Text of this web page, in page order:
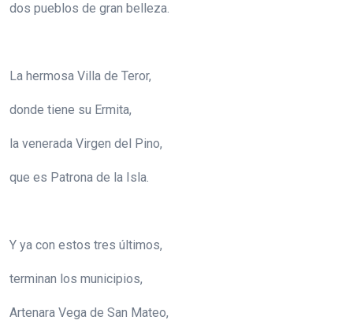
dos pueblos de gran belleza.
La hermosa Villa de Teror,
donde tiene su Ermita,
la venerada Virgen del Pino,
que es Patrona de la Isla.
Y ya con estos tres últimos,
terminan los municipios,
Artenara Vega de San Mateo,